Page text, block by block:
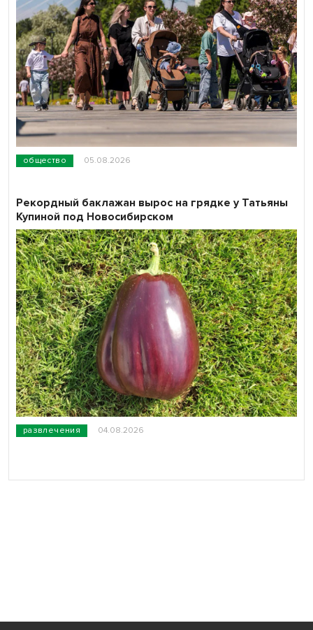
общество 05.08.2026
развлечения 04.08.2026
Рекордный баклажан вырос на грядке у Татьяны
Купиной под Новосибирском